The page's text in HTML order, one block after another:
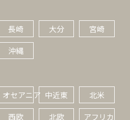
長崎 大分 宮崎
沖縄
オセアニア 中近東 北米
西欧 北欧 アフリカ